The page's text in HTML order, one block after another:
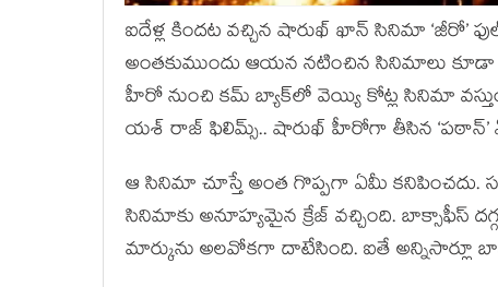
ఐదేళ్ల కిందట వచ్చిన షారుఖ్ ఖాన్ సినిమా ‘జీరో’
అంతకుముందు ఆయన నటించిన సినిమాలు
హీరో నుంచి కమ్ బ్యాక్‌లో వెయ్యి కోట్ల సినిమా
యశ్ రాజ్ ఫిలిమ్స్.. షారుఖ్ హీరోగా తీసిన ‘పఠాన్’
ఆ సినిమా చూస్తే అంత గొప్పగా ఏమీ కనిపించదు.
సినిమాకు అనూహ్యమైన క్రేజ్ వచ్చింది. బాక్సాఫీస్
మార్కును అలవోకగా దాటేసింది. ఐతే అన్నిసార్లూ